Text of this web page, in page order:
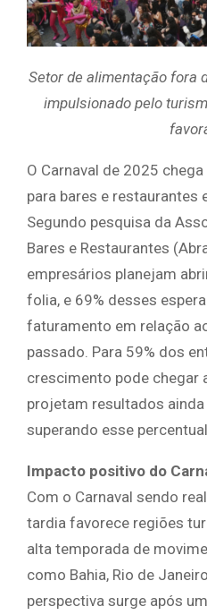
Setor de alimentação fora
impulsionado pelo
O Carnaval de 2025
para bares e restaurantes
Segundo pesquisa da
Bares e Restaurantes
empresários planejam
folia, e 69% desses
faturamento em relação
passado. Para 59% dos
crescimento pode chegar
projetam resultados
superando esse
Impacto positivo do
Com o Carnaval sendo
tardia favorece regiões
alta temporada de
como Bahia, Rio de
perspectiva surge após